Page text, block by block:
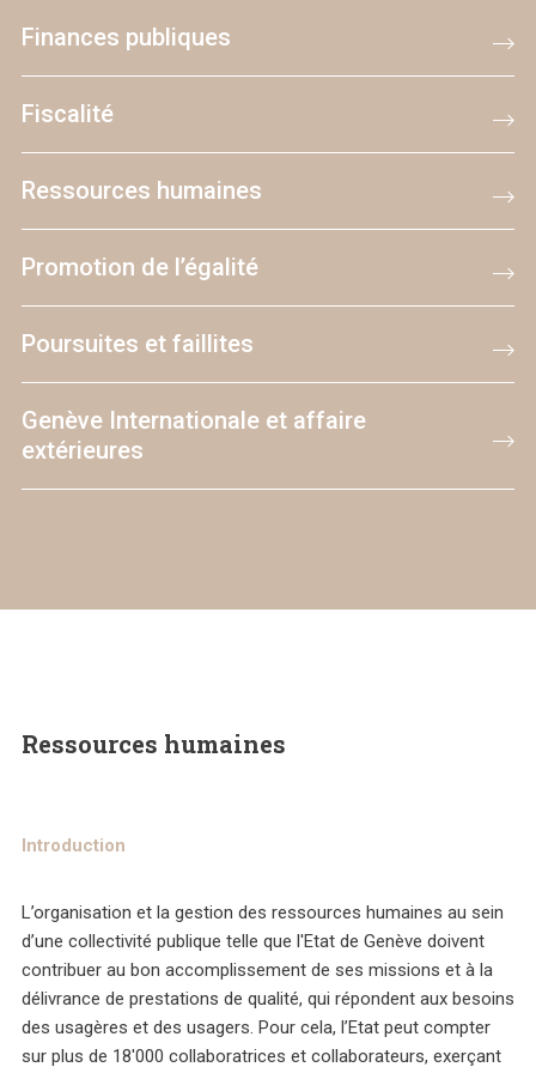
Finances publiques
Fiscalité
Ressources humaines
Promotion de l’égalité
Poursuites et faillites
Genève Internationale et affaire
extérieures
Ressources humaines
Introduction
L’organisation et la gestion des ressources humaines au sein
d’une collectivité publique telle que l'Etat de Genève doivent
contribuer au bon accomplissement de ses missions et à la
délivrance de prestations de qualité, qui répondent aux besoins
des usagères et des usagers. Pour cela, l’Etat peut compter
sur plus de 18'000 collaboratrices et collaborateurs, exerçant